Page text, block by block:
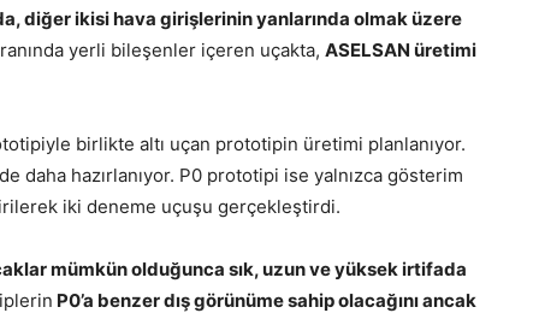
diğer ikisi hava girişlerinin yanlarında olmak üzere
yerli bileşenler içeren uçakta, ASELSAN üretimi
birlikte altı uçan prototipin üretimi planlanıyor.
daha hazırlanıyor. P0 prototipi ise yalnızca gösterim
iki deneme uçuşu gerçekleştirdi.
mümkün olduğunca sık, uzun ve yüksek irtifada
P0’a benzer dış görünüme sahip olacağını ancak